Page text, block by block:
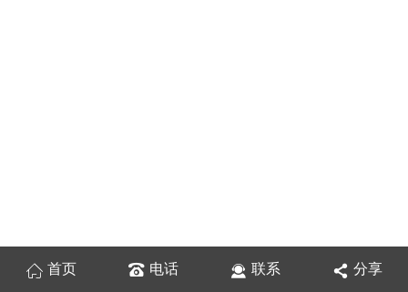
首页 电话 联系 分享